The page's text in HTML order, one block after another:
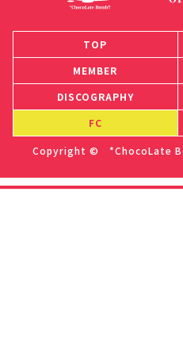
TOP
MEMBER
DISCOGRAPHY
FC
Copyright © *ChocoLate